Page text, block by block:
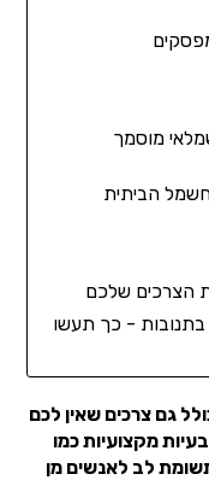
מוסמך
הביתית
הצרכים שלכם
- כך תעשו
גם צרכים שאין לכם
מקצועיות כמו
לב לאנשים מן